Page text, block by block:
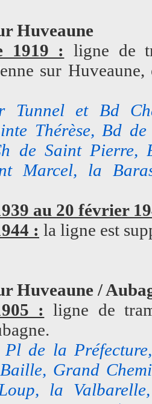
Huveaune
1919 :
ligne de
sur
Tunnel et Bd
Thérèse, Bd
de Saint
Marcel, la
au 20 février
: la ligne est
Huveaune /
: ligne de
de la
Grand
la